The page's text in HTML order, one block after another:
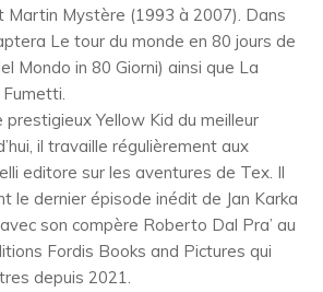
Martin Mystère (1993 à 2007). Dans
Le tour du monde en 80 jours de
Mondo in 80 Giorni) ainsi que La
prestigieux Yellow Kid du meilleur
il travaille régulièrement aux
editore sur les aventures de Tex. Il
le dernier épisode inédit de Jan Karka
son compère Roberto Dal Pra’ au
Fordis Books and Pictures qui
depuis 2021.